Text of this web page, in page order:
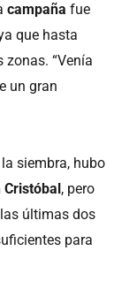
campaña fue
que hasta
“Venía
un gran
siembra, hubo
, pero
últimas dos
para